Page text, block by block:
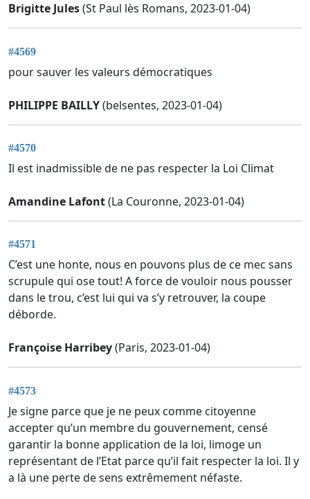
Brigitte Jules(St Paul lès Romans, 2023-01-04)
#4569
pour sauver les valeurs démocratiques
PHILIPPE BAILLY(belsentes, 2023-01-04)
#4570
Il est inadmissible de ne pas respecter la Loi Climat
Amandine Lafont(La Couronne, 2023-01-04)
#4571
C’est une honte, nous en pouvons plus de ce mec sans
scrupule qui ose tout! A force de vouloir nous pousser
dans le trou, c’est lui qui va s’y retrouver, la coupe
déborde.
Françoise Harribey(Paris, 2023-01-04)
#4573
Je signe parce que je ne peux comme citoyenne
accepter qu’un membre du gouvernement, censé
garantir la bonne application de la loi, limoge un
représentant de l’Etat parce qu’il fait respecter la loi. Il y
a là une perte de sens extrêmement néfaste.